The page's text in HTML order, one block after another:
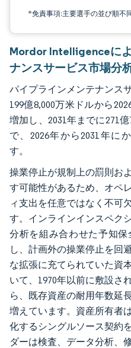
*免責事項:主要選手の並び順不
Mordor Intelligenceに
ナンスサービス市場分
パイプラインメンテナンス
199億8,000万米ドルから
増加し、2031年までに271
で、2026年から2031年に
す。
操業停止が規制上の罰則お
す可能性があるため、オペ
ィ支出を任意ではなく不可
す。インラインインスペク
分析を組み合わせた予知
し、計画外の操業停止を回
な拡張に充てられていた資
いて、1970年以前に敷設さ
ら、既存資産の耐用年数延
増えています。資産所有者
化するシングルソース契約
ダーは検査、データ分析、